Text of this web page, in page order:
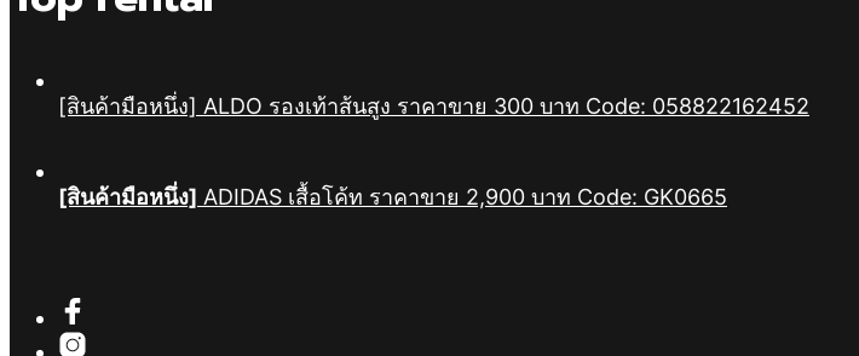
[สินค้ามือหนึ่ง] ALDO รองเท้าส้นสูง ราคาขาย 300 บาท Code: 058822162452
[สินค้ามือหนึ่ง] ADIDAS เสื้อโค้ท ราคาขาย 2,900 บาท Code: GK0665